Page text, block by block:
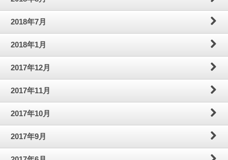
2018年7月
2018年1月
2017年12月
2017年11月
2017年10月
2017年9月